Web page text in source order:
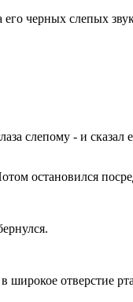
черных слепых
слепому - и
остановился
отверстие